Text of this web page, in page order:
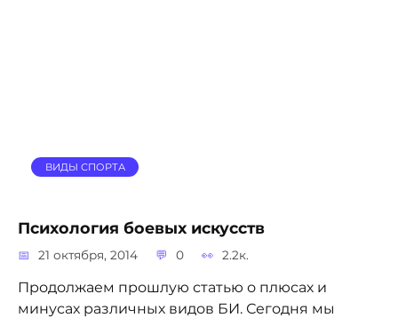
ВИДЫ СПОРТА
Психология боевых искусств
21 октября, 2014 0 2.2к.
Продолжаем прошлую статью о плюсах и
минусах различных видов БИ. Сегодня мы